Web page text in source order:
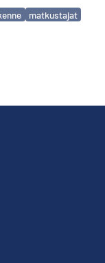
matkustajat